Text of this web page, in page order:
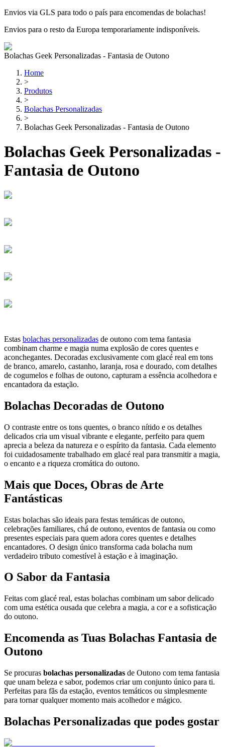
Envios via GLS para todo o país para encomendas de bolachas!
Envios para o resto da Europa temporariamente indisponíveis.
Bolachas Geek Personalizadas - Fantasia de Outono
Home
>
Produtos
>
Bolachas Personalizadas
>
Bolachas Geek Personalizadas - Fantasia de Outono
Bolachas Geek Personalizadas -
Fantasia de Outono
Estas bolachas personalizadas de outono com tema fantasia
combinam charme e magia numa explosão de cores quentes e
aconchegantes. Decoradas exclusivamente com glacé real em tons
de branco, amarelo, castanho, laranja, rosa e dourado, com detalhes
de cogumelos e folhas de outono, capturam a essência acolhedora e
encantadora da estação.
Bolachas Decoradas de Outono
O contraste entre os tons quentes, o branco nítido e os detalhes
delicados cria um visual vibrante e elegante, perfeito para quem
aprecia a beleza da natureza e o espírito da fantasia. Cada elemento
foi cuidadosamente trabalhado em glacé real para transmitir a magia,
o encanto e a riqueza cromática do outono.
Mais que Doces, Obras de Arte
Fantásticas
Estas bolachas são ideais para festas temáticas de outono,
celebrações familiares, chá de outono, eventos de fantasia ou como
presentes especiais para quem adora cores quentes e detalhes
encantadores. O design único transforma cada bolacha num
verdadeiro tributo comestível à estação e à imaginação.
O Sabor da Fantasia
Feitas com glacé real, estas bolachas combinam um sabor delicado
com uma estética ousada que celebra a magia, a cor e a sofisticação
do outono.
Encomenda as Tuas Bolachas Fantasia de
Outono
Se procuras bolachas personalizadas de Outono com tema fantasia
que unam beleza e sabor, podemos criar um conjunto único para ti.
Perfeitas para fãs da estação, eventos temáticos ou simplesmente
para tornar qualquer momento mais acolhedor e mágico.
Bolachas Personalizadas que podes gostar